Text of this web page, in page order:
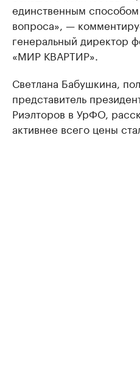
единственным
вопроса», —
генеральный директор
«МИР КВАРТИР».
Светлана Бабушкина,
представитель
Риэлторов в УрФО,
активнее всего цены